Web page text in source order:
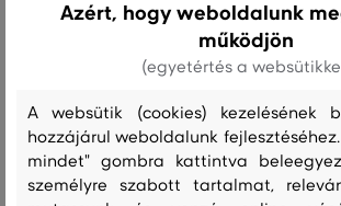
Azért, hogy weboldalunk
működjön
(egyetértés a
A websütik (cookies) kezelésének
hozzájárul weboldalunk
mindet" gombra kattintva
személyre szabott tartalmat,